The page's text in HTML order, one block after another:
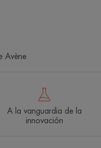
Avène
A la vanguardia de la
innovación